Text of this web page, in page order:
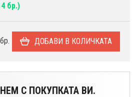
бр.)
бр. ДОБАВИ В КОЛИЧКАТА
С ПОКУПКАТА ВИ.